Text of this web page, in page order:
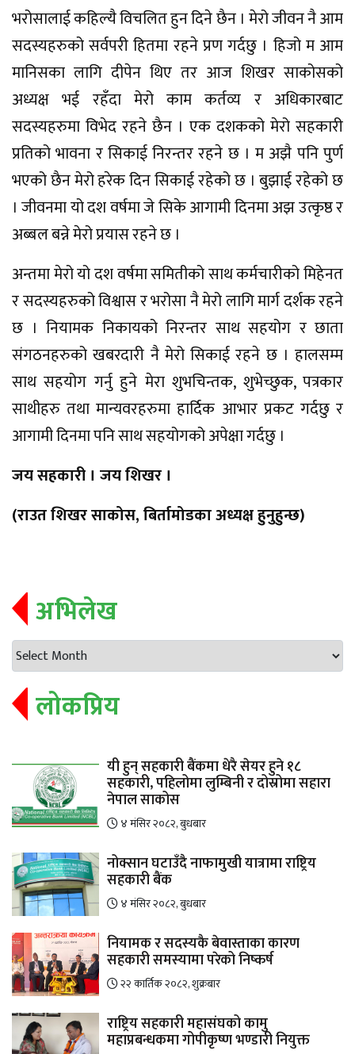
भरोसालाई कहिल्यै विचलित हुन दिने छैन । मेरो जीवन नै आम
सदस्यहरुको सर्वपरी हितमा रहने प्रण गर्दछु । हिजो म आम
मानिसका लागि दीपेन थिए तर आज शिखर साकोसको
अध्यक्ष भई रहँदा मेरो काम कर्तव्य र अधिकारबाट
सदस्यहरुमा विभेद रहने छैन । एक दशकको मेरो सहकारी
प्रतिको भावना र सिकाई निरन्तर रहने छ । म अझै पनि पुर्ण
भएको छैन मेरो हरेक दिन सिकाई रहेको छ । बुझाई रहेको छ
। जीवनमा यो दश वर्षमा जे सिके आगामी दिनमा अझ उत्कृष्ठ र
अब्बल बन्ने मेरो प्रयास रहने छ ।
अन्तमा मेरो यो दश वर्षमा समितीको साथ कर्मचारीको मिहेनत
र सदस्यहरुको विश्वास र भरोसा नै मेरो लागि मार्ग दर्शक रहने
छ । नियामक निकायको निरन्तर साथ सहयोग र छाता
संगठनहरुको खबरदारी नै मेरो सिकाई रहने छ । हालसम्म
साथ सहयोग गर्नु हुने मेरा शुभचिन्तक, शुभेच्छुक, पत्रकार
साथीहरु तथा मान्यवरहरुमा हार्दिक आभार प्रकट गर्दछु र
आगामी दिनमा पनि साथ सहयोगको अपेक्षा गर्दछु ।
जय सहकारी । जय शिखर ।
(राउत शिखर साकोस, बिर्तामोडका अध्यक्ष हुनुहुन्छ)
अभिलेख
लोकप्रिय
यी हुन् सहकारी बैंकमा धेरै सेयर हुने १८
सहकारी, पहिलोमा लुम्बिनी र दोस्रोमा सहारा
नेपाल साकोस
४ मंसिर २०८२, बुधबार
नोक्सान घटाउँदै नाफामुखी यात्रामा राष्ट्रिय
सहकारी बैंक
४ मंसिर २०८२, बुधबार
नियामक र सदस्यकै बेवास्ताका कारण
सहकारी समस्यामा परेको निष्कर्ष
२२ कार्तिक २०८२, शुक्रबार
राष्ट्रिय सहकारी महासंघको कामु
महाप्रबन्धकमा गोपीकृष्ण भण्डारी नियुक्त